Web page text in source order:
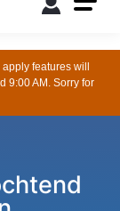
features will
9:00 AM. Sorry for